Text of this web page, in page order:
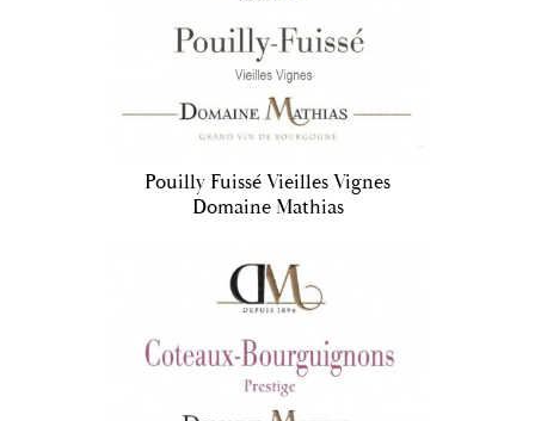
Pouilly Fuissé Vieilles Vignes
Domaine Mathias